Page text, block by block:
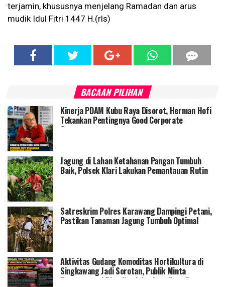
terjamin, khususnya menjelang Ramadan dan arus
mudik Idul Fitri 1447 H.(rls)
BACAAN PILIHAN
Kinerja PDAM Kubu Raya Disorot, Herman Hofi
Tekankan Pentingnya Good Corporate
Governance
Jagung di Lahan Ketahanan Pangan Tumbuh
Baik, Polsek Klari Lakukan Pemantauan Rutin
Satreskrim Polres Karawang Dampingi Petani,
Pastikan Tanaman Jagung Tumbuh Optimal
Aktivitas Gudang Komoditas Hortikultura di
Singkawang Jadi Sorotan, Publik Minta
Transparansi Distribusi dan Legalitas Barang